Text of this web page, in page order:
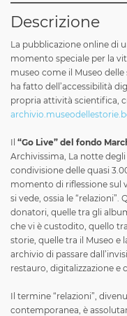
Descrizione
La pubblicazione online di
momento speciale per la
museo come il Museo
ha fatto dell’accessibilità
propria attività scientifica,
Il “Go Live” del fondo
Archivissima, La notte
condivisione delle quasi
momento di riflessione sul
si vede, ossia le
donatori, quelle tra gli
che vi è custodito, quello
storie, quelle tra il Museo e
archivio di passare
restauro, digitalizzazione e
Il termine “relazioni”,
contemporanea, è